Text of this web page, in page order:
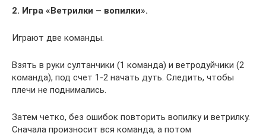
2. Игра «Ветрилки – вопилки».
Играют две команды.
Взять в руки султанчики (1 команда) и ветродуйчики (2
команда), под счет 1-2 начать дуть. Следить, чтобы
плечи не поднимались.
Затем четко, без ошибок повторить вопилку и ветрилку.
Сначала произносит вся команда, а потом